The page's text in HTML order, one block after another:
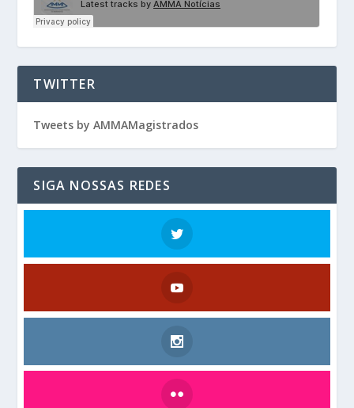
TWITTER
Tweets by AMMAMagistrados
SIGA NOSSAS REDES